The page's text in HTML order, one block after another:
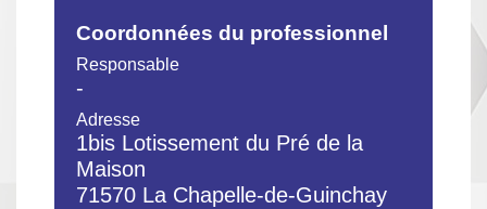
Coordonnées du professionnel
Responsable
-
Adresse
1bis Lotissement du Pré de la
Maison
71570 La Chapelle-de-Guinchay